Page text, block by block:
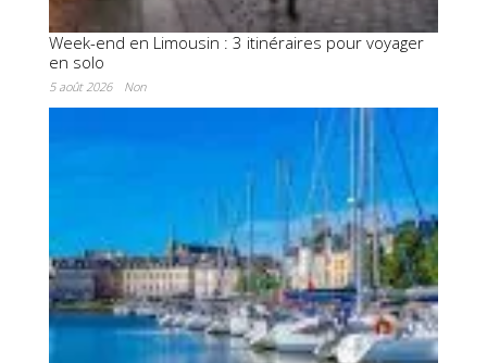
Week-end en Limousin : 3 itinéraires pour voyager
en solo
5 août 2026 Non